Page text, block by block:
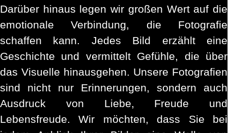
Darüber hinaus legen wir großen Wert auf die
emotionale Verbindung, die Fotografie
schaffen kann. Jedes Bild erzählt eine
Geschichte und vermittelt Gefühle, die über
das Visuelle hinausgehen. Unsere Fotografien
sind nicht nur Erinnerungen, sondern auch
Ausdruck von Liebe, Freude und
Lebensfreude. Wir möchten, dass Sie bei